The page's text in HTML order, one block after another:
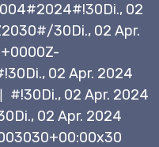
02
30Di., 02 Apr.
02 Apr. 2024
#!30Di., 02 Apr. 2024
02 Apr. 2024